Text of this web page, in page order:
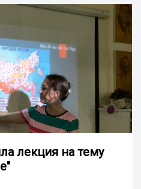
лекция на тему